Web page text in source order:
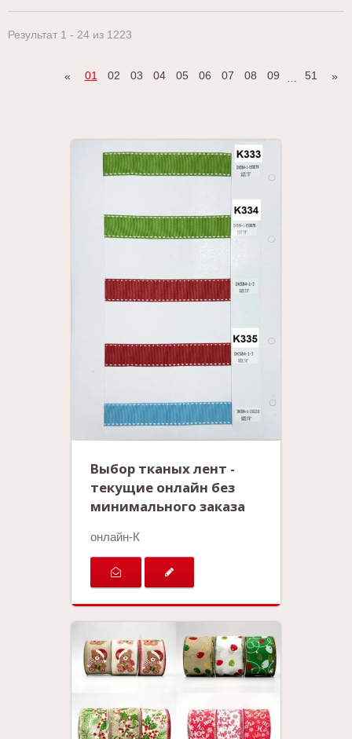
Результат 1 - 24 из 1223
« 01 02 03 04 05 06 07 08 09 51 »
Выбор тканых лент -
текущие онлайн без
минимального заказа
онлайн-К